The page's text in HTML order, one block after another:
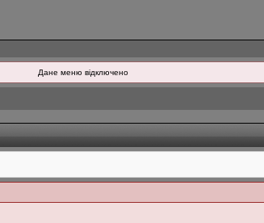
Дане меню відключено